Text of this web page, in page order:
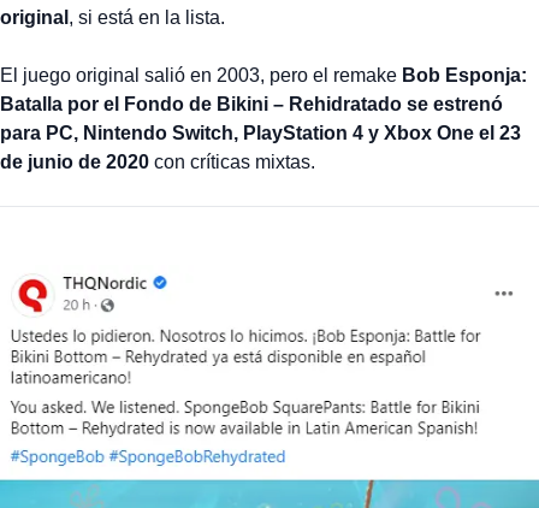
original , si está en la lista.
El juego original salió en 2003, pero el remake Bob Esponja:
Batalla por el Fondo de Bikini – Rehidratado se estrenó
para PC, Nintendo Switch, PlayStation 4 y Xbox One el 23
de junio de 2020 con críticas mixtas.